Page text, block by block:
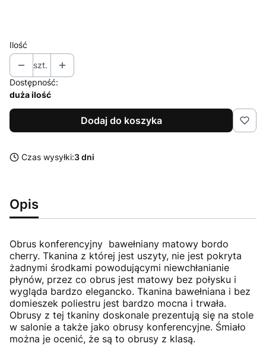
Ilość
szt.
Dostępność:
duża ilość
Dodaj do koszyka
Czas wysyłki:3 dni
Opis
Obrus konferencyjny bawełniany matowy bordo
cherry. Tkanina z której jest uszyty, nie jest pokryta
żadnymi środkami powodującymi niewchłanianie
płynów, przez co obrus jest matowy bez połysku i
wygląda bardzo elegancko. Tkanina bawełniana i bez
domieszek poliestru jest bardzo mocna i trwała.
Obrusy z tej tkaniny doskonale prezentują się na stole
w salonie a także jako obrusy konferencyjne. Śmiało
można je ocenić, że są to obrusy z klasą.